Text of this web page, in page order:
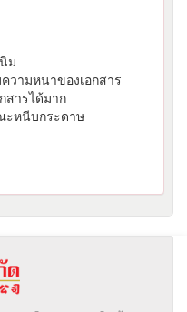
ม
วามหนาของเอกสาร
สารได้มาก
ะหนีบกระดาษ